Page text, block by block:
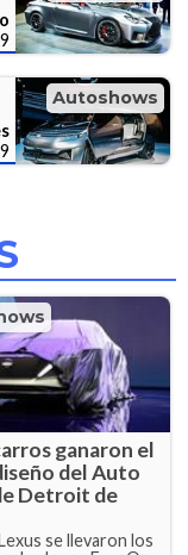
Autoshows
ganaron el
del Auto
Detroit de
se llevaron los